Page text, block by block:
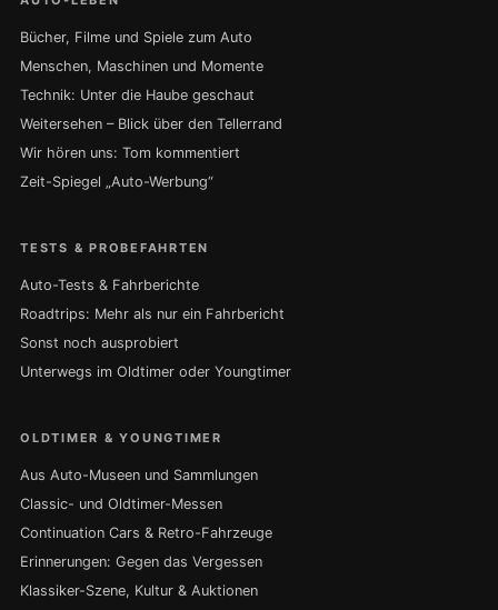
Bücher, Filme und Spiele zum Auto
Menschen, Maschinen und Momente
Technik: Unter die Haube geschaut
Weitersehen – Blick über den Tellerrand
Wir hören uns: Tom kommentiert
Zeit-Spiegel „Auto-Werbung“
TESTS & PROBEFAHRTEN
Auto-Tests & Fahrberichte
Roadtrips: Mehr als nur ein Fahrbericht
Sonst noch ausprobiert
Unterwegs im Oldtimer oder Youngtimer
OLDTIMER & YOUNGTIMER
Aus Auto-Museen und Sammlungen
Classic- und Oldtimer-Messen
Continuation Cars & Retro-Fahrzeuge
Erinnerungen: Gegen das Vergessen
Klassiker-Szene, Kultur & Auktionen